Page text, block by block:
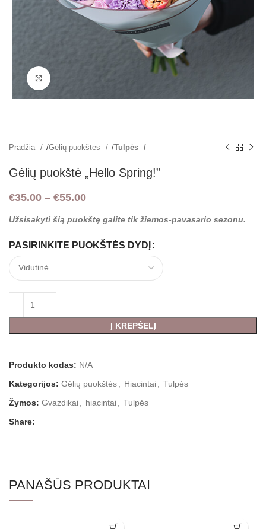
Pradžia Gėlių puokštės Tulpės
Gėlių puokštė „Hello Spring!”
€35.00 – €55.00
Užsisakyti šią puokštę galite tik žiemos-pavasario sezonu.
PASIRINKITE PUOKŠTĖS DYDĮ
Į KREPŠELĮ
Produkto kodas: N/A
Kategorijos: Gėlių puokštės Hiacintai
Tulpės
Žymos: Gvazdikai hiacintai
Tulpės
Share:
PANAŠŪS PRODUKTAI